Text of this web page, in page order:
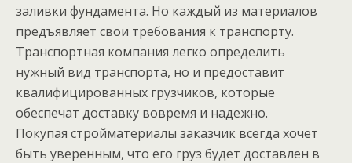
заливки фундамента. Но каждый из материалов
предъявляет свои требования к транспорту.
Транспортная компания легко определить
нужный вид транспорта, но и предоставит
квалифицированных грузчиков, которые
обеспечат доставку вовремя и надежно.
Покупая стройматериалы заказчик всегда хочет
быть уверенным, что его груз будет доставлен в